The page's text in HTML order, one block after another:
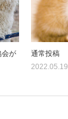
会が
通常投稿
2022.05.19